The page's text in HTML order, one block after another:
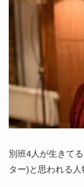
別班4人が生きて
ター)と思われる